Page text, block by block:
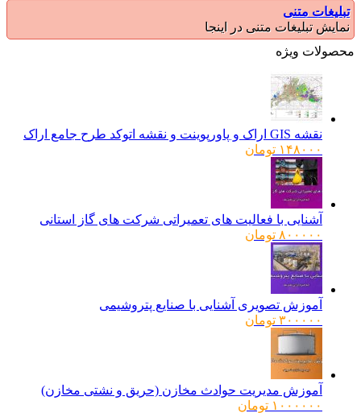
متنی
تبلیغات متنی در اینجا
ویژه
نقشه GIS اراک و پاورپوینت و نقشه اتوکد طرح جامع اراک
۱۴۸۰۰۰ تومان
آشنایی با فعالیت های تعمیراتی شرکت های گاز استانی
۸۰۰۰۰۰ تومان
آموزش تصویری آشنایی با صنایع پتروشیمی
۳۰۰۰۰۰ تومان
آموزش مدیریت حوادث مخازن (حریق و نشتی مخازن)
۱۰۰۰۰۰۰ تومان